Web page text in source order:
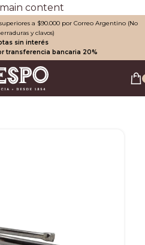
content
a $90.000 por Correo Argentino (No
y clavos)
sin interés
transferencia bancaria 20%